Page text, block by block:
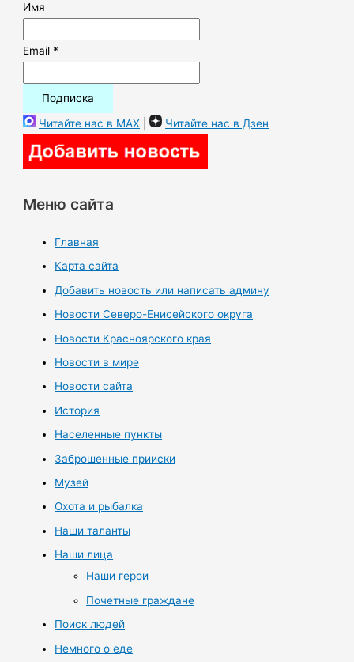
Имя
Email *
Читайте нас в MAX | Читайте нас в Дзен
Меню сайта
Главная
Карта сайта
Добавить новость или написать админу
Новости Северо-Енисейского округа
Новости Красноярского края
Новости в мире
Новости сайта
История
Населенные пункты
Заброшенные прииски
Музей
Охота и рыбалка
Наши таланты
Наши лица
Наши герои
Почетные граждане
Поиск людей
Немного о еде